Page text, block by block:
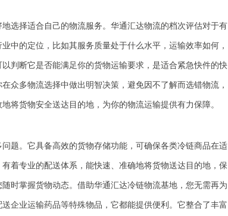
选择适合自己的物流服务。华通汇达物流的档次评估对于有
中的定位，比如其服务质量处于什么水平，运输效率如何，
判断它是否能满足你的货物运输要求，是适合紧急快件的快
众多物流选择中做出明智决策，避免因不了解而选错物流，
将货物安全送达目的地，为你的物流运输提供有力保障。
题。它具备高效的货物存储功能，可确保各类冷链商品在适
着专业的配送体系，能快速、准确地将货物送达目的地，保
时掌握货物动态。借助华通汇达冷链物流基地，您无需再为
企业运输药品等特殊物品，它都能提供便利。它整合了丰富